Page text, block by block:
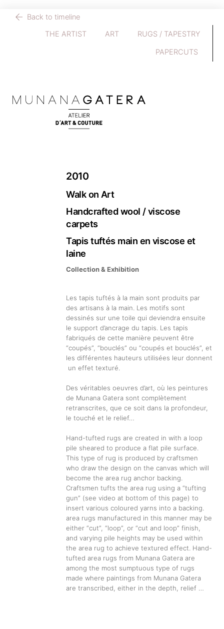
Back to timeline
THE ARTIST
ART RUGS / TAPESTRY
PAPERCUTS
2010
Walk on Art
Handcrafted wool / viscose
carpets
Tapis tuftés main en viscose et
laine
Collection & Exhibition
Les tapis tuftés à la main sont produits par
des artisans à la main. Les motifs sont
dessinés sur une toile qui deviendra ensuite
le support d’ancrage du tapis. Les tapis
fabriqués de cette manière peuvent être
“coupés”, “bouclés” ou “coupés et bouclés”, et
les différentes hauteurs utilisées leur donnent
un effet texturé.
Des véritables oeuvres d’art, où les peintures
de Munana Gatera sont complètement
retranscrites, que ce soit dans la profondeur,
le touché et le relief…
Hand-tufted rugs are created in with a loop
pile sheared to produce a flat pile surface.
This type of rug is produced by craftsmen
who draw the design on the canvas which will
become the area rug anchor backing.
Craftsmen tufts the area rug using a “tufting
gun” (see video at bottom of this page) to
insert various coloured yarns into a backing.
area rugs manufactured in this manner may be
either “cut”, “loop”, or “cut and loop” finish,
and varying pile heights may be used within
the area rug to achieve textured effect. Hand-
tufted area rugs from Munana Gatera are
among the most sumptuous type of rugs
made where paintings from Munana Gatera
are transcribed, either in the depth, relief …